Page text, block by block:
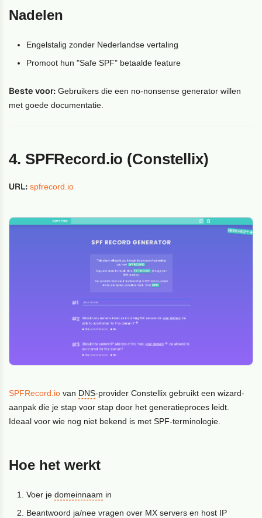
Nadelen
Engelstalig zonder Nederlandse vertaling
Promoot hun "Safe SPF" betaalde feature
Beste voor: Gebruikers die een no-nonsense generator willen
met goede documentatie.
4. SPFRecord.io (Constellix)
URL: spfrecord.io
SPFRecord.io van DNS-provider Constellix gebruikt een wizard-
aanpak die je stap voor stap door het generatieproces leidt.
Ideaal voor wie nog niet bekend is met SPF-terminologie.
Hoe het werkt
Voer jedomeinnaam in
Beantwoord ja/nee vragen over MX servers en host IP